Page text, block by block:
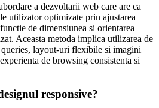
a dezvoltarii web care are ca
utilizator optimizate prin ajustarea
de dimensiunea si orientarea
Aceasta metoda implica utilizarea de
layout-uri flexibile si imagini
de browsing consistenta si
responsive?